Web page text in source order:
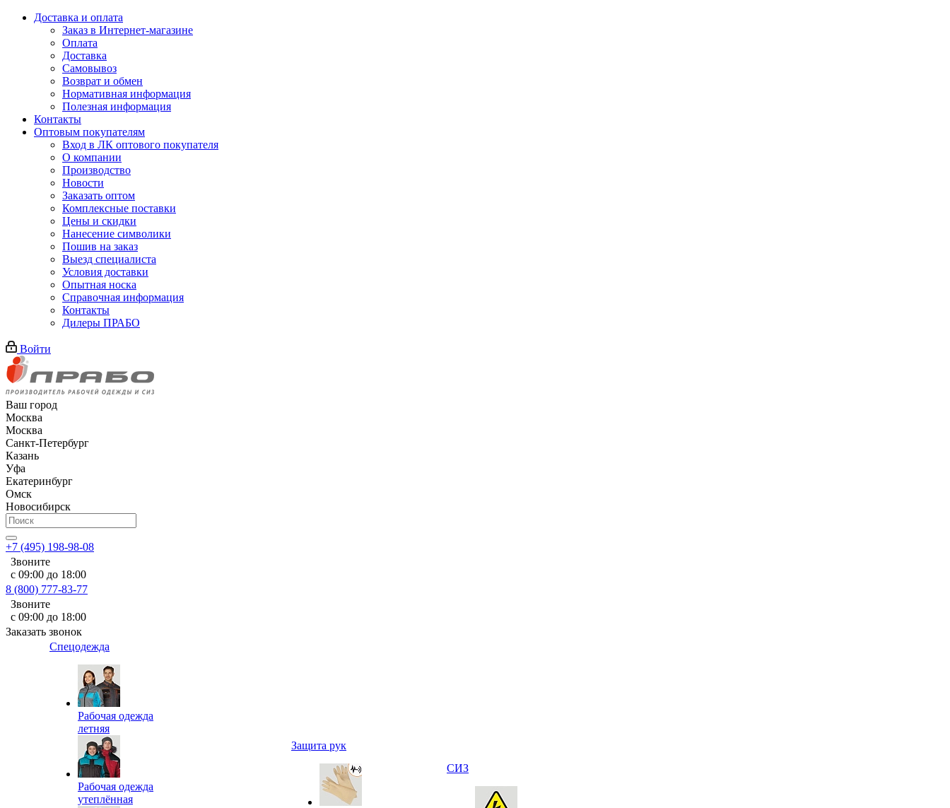
Доставка и оплата
Заказ в Интернет-магазине
Оплата
Доставка
Самовывоз
Возврат и обмен
Нормативная информация
Полезная информация
Контакты
Оптовым покупателям
Вход в ЛК оптового покупателя
О компании
Производство
Новости
Заказать оптом
Комплексные поставки
Цены и скидки
Нанесение символики
Пошив на заказ
Выезд специалиста
Условия доставки
Опытная носка
Справочная информация
Контакты
Дилеры ПРАБО
Войти
Ваш город
Москва
Москва
Санкт-Петербург
Казань
Уфа
Екатеринбург
Омск
Новосибирск
+7 (495) 198-98-08
Звоните
с 09:00 до 18:00
8 (800) 777-83-77
Звоните
с 09:00 до 18:00
Заказать звонок
Спецодежда
Рабочая одежда
летняя
Рабочая одежда
утеплённая
Защита рук
СИЗ